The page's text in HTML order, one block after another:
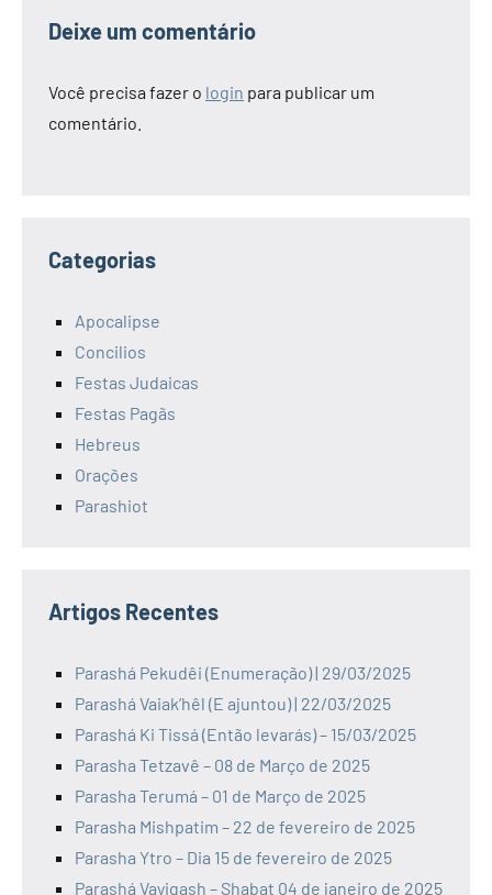
Deixe um comentário
Você precisa fazer o login para publicar um
comentário.
Categorias
Apocalipse
Concilios
Festas Judaicas
Festas Pagãs
Hebreus
Orações
Parashiot
Artigos Recentes
Parashá Pekudêi (Enumeração) | 29/03/2025
Parashá Vaiak’hêl (E ajuntou) | 22/03/2025
Parashá Ki Tissá (Então levarás) – 15/03/2025
Parasha Tetzavê – 08 de Março de 2025
Parasha Terumá – 01 de Março de 2025
Parasha Mishpatim – 22 de fevereiro de 2025
Parasha Ytro – Dia 15 de fevereiro de 2025
Parashá Vayigash – Shabat 04 de janeiro de 2025